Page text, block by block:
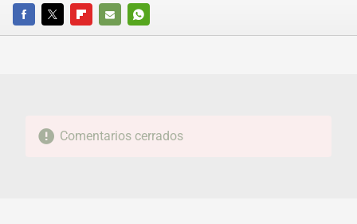
FACEBOOKTWITTERFLIPBOARD
E-
WHATSAPP
Comentarios cerrados